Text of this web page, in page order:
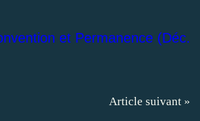
et Permanence (Déc.
Article suivant »